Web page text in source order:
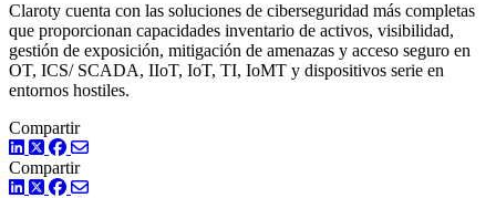
Claroty cuenta con las soluciones de ciberseguridad más completas
que proporcionan capacidades inventario de activos, visibilidad,
gestión de exposición, mitigación de amenazas y acceso seguro en
OT, ICS/ SCADA, IIoT, IoT, TI, IoMT y dispositivos serie en
entornos hostiles.
Compartir
LinkedIn
TwitterFacebook
Compartir
LinkedIn
TwitterFacebook